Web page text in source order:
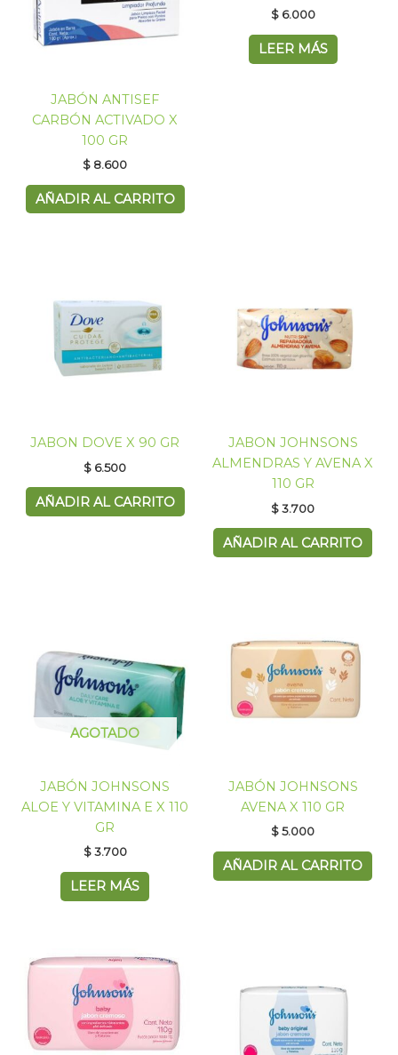
JABÓN ANTISEF
CARBÓN ACTIVADO X
100 GR
$ 8.600
AÑADIR AL CARRITO
$6.000
LEER MÁS
JABON DOVE X 90 GR
$ 6.500
AÑADIR AL CARRITO
JABON JOHNSONS
ALMENDRAS Y AVENA X
110 GR
$3.700
AÑADIR AL CARRITO
AGOTADO
JABÓN JOHNSONS
ALOE Y VITAMINA E X 110
GR
$3.700
LEER MÁS
JABÓN JOHNSONS
AVENA X 110 GR
$5.000
AÑADIR AL CARRITO